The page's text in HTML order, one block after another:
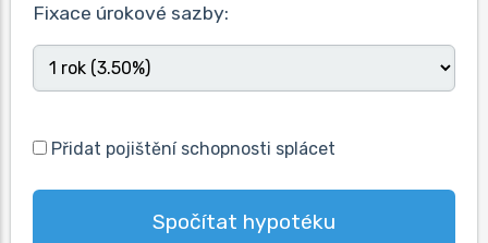
Fixace úrokové sazby:
Přidat pojištění schopnosti splácet
Spočítat hypotéku